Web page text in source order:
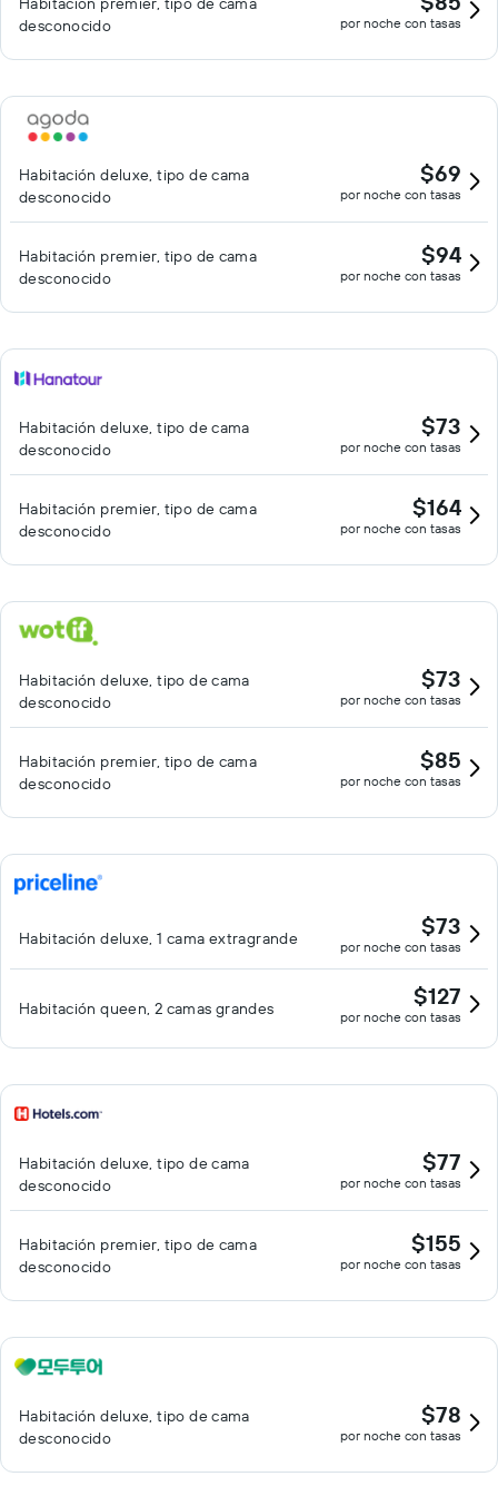
desconocido
por noche con tasas
Habitación deluxe, tipo de cama
desconocido
$69
por noche con tasas
Habitación premier, tipo de cama
desconocido
$94
por noche con tasas
Habitación deluxe, tipo de cama
desconocido
$73
por noche con tasas
Habitación premier, tipo de cama
desconocido
$164
por noche con tasas
Habitación deluxe, tipo de cama
desconocido
$73
por noche con tasas
Habitación premier, tipo de cama
desconocido
$85
por noche con tasas
Habitación deluxe, 1 cama extragrande $73
por noche con tasas
Habitación queen, 2 camas grandes $127
por noche con tasas
Habitación deluxe, tipo de cama
desconocido
$77
por noche con tasas
Habitación premier, tipo de cama
desconocido
$155
por noche con tasas
Habitación deluxe, tipo de cama
desconocido
$78
por noche con tasas